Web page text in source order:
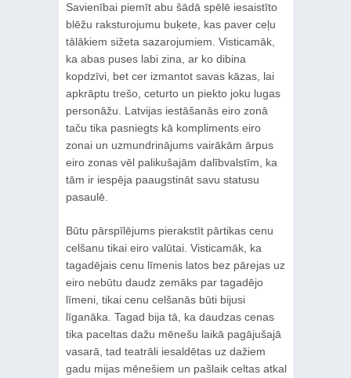
Savienībai piemīt abu šādā spēlē iesaistīto
blēžu raksturojumu buķete, kas paver ceļu
tālākiem sižeta sazarojumiem. Visticamāk,
ka abas puses labi zina, ar ko dibina
kopdzīvi, bet cer izmantot savas kāzas, lai
apkrāptu trešo, ceturto un piekto joku lugas
personāžu. Latvijas iestāšanās eiro zonā
taču tika pasniegts kā kompliments eiro
zonai un uzmundrinājums vairākām ārpus
eiro zonas vēl palikušajām dalībvalstīm, ka
tām ir iespēja paaugstināt savu statusu
pasaulē.
Būtu pārspīlējums pierakstīt pārtikas cenu
celšanu tikai eiro valūtai. Visticamāk, ka
tagadējais cenu līmenis latos bez pārejas uz
eiro nebūtu daudz zemāks par tagadējo
līmeni, tikai cenu celšanās būti bijusi
līganāka. Tagad bija tā, ka daudzas cenas
tika paceltas dažu mēnešu laikā pagājušajā
vasarā, tad teatrāli iesaldētas uz dažiem
gadu mijas mēnešiem un pašlaik celtas atkal